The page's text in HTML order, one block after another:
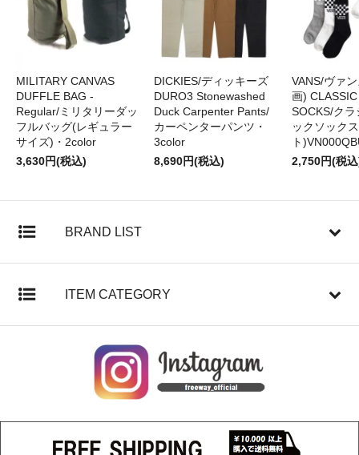
MILITARY CANVAS
DUFFLE BAG -
Regular/ミリタリーダッ
フルバッグ(レギュラー
サイズ)・2color
3,630円(税込)
DICKIES/ディッキーズ
DURO3 Stonewashed
Duck Carpenter Pants/
カーペンターパンツ・
3color
8,690円(税込)
VANS/ヴァ
画)
SOCKS/ク
ックソック
ト
2,750円(税
BRAND LIST
ITEM CATEGORY